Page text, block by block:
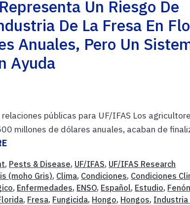
Un Riesgo De
De La Fresa En
Anuales, Pero Un
Ayuda
públicas para UF/IFAS Los
millones de dólares anuales, acaban de
, Pests & Disease, UF/IFAS, UF/IFAS Research
(moho Gris), Clima, Condiciones, Condiciones
, Enfermedades, ENSO, Español, Estudio,
, Fresa, Fungicida, Hongo, Hongos, Industria